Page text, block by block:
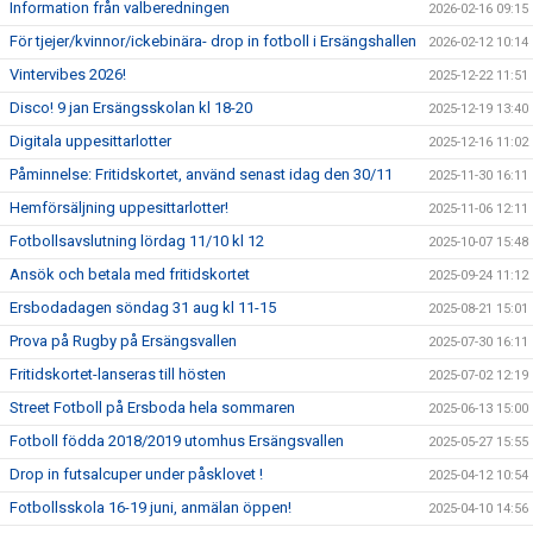
Information från valberedningen 2026-02-16 09:15
För tjejer/kvinnor/ickebinära- drop in fotboll i Ersängshallen 2026-02-12 10:14
Vintervibes 2026! 2025-12-22 11:51
Disco! 9 jan Ersängsskolan kl 18-20 2025-12-19 13:40
Digitala uppesittarlotter 2025-12-16 11:02
Påminnelse: Fritidskortet, använd senast idag den 30/11 2025-11-30 16:11
Hemförsäljning uppesittarlotter! 2025-11-06 12:11
Fotbollsavslutning lördag 11/10 kl 12 2025-10-07 15:48
Ansök och betala med fritidskortet 2025-09-24 11:12
Ersbodadagen söndag 31 aug kl 11-15 2025-08-21 15:01
Prova på Rugby på Ersängsvallen 2025-07-30 16:11
Fritidskortet-lanseras till hösten 2025-07-02 12:19
Street Fotboll på Ersboda hela sommaren 2025-06-13 15:00
Fotboll födda 2018/2019 utomhus Ersängsvallen 2025-05-27 15:55
Drop in futsalcuper under påsklovet ! 2025-04-12 10:54
Fotbollsskola 16-19 juni, anmälan öppen! 2025-04-10 14:56